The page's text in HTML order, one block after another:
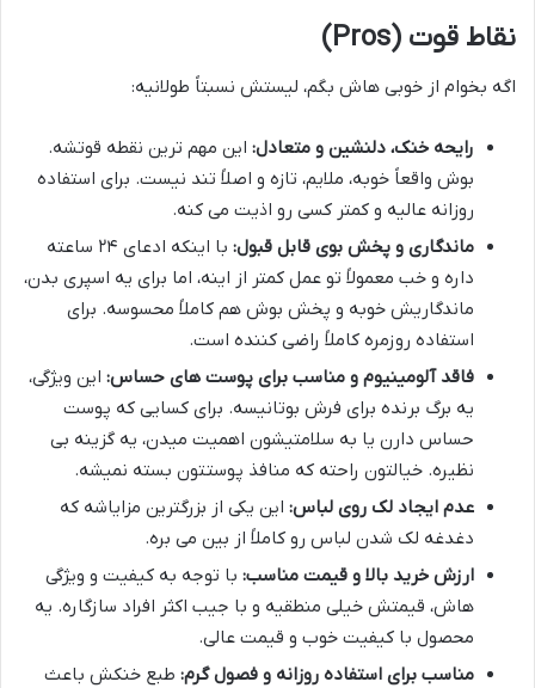
نقاط قوت (Pros)
اگه بخوام از خوبی هاش بگم، لیستش نسبتاً طولانیه:
رایحه خنک، دلنشین و متعادل: این مهم ترین نقطه قوتشه.
بوش واقعاً خوبه، ملایم، تازه و اصلاً تند نیست. برای استفاده
روزانه عالیه و کمتر کسی رو اذیت می کنه.
ماندگاری و پخش بوی قابل قبول:
با اینکه ادعای ۲۴ ساعته
داره و خب معمولاً تو عمل کمتر از اینه، اما برای یه اسپری بدن،
ماندگاریش خوبه و پخش بوش هم کاملاً محسوسه. برای
استفاده روزمره کاملاً راضی کننده است.
فاقد آلومینیوم و مناسب برای پوست های حساس: این ویژگی،
یه برگ برنده برای فرش بوتانیسه. برای کسایی که پوست
حساس دارن یا به سلامتیشون اهمیت میدن، یه گزینه بی
نظیره. خیالتون راحته که منافذ پوستتون بسته نمیشه.
عدم ایجاد لک روی لباس: این یکی از بزرگترین مزایاشه که
دغدغه لک شدن لباس رو کاملاً از بین می بره.
ارزش خرید بالا و قیمت مناسب: با توجه به کیفیت و ویژگی
هاش، قیمتش خیلی منطقیه و با جیب اکثر افراد سازگاره. یه
محصول با کیفیت خوب و قیمت عالی.
مناسب برای استفاده روزانه و فصول گرم: طبع خنکش باعث